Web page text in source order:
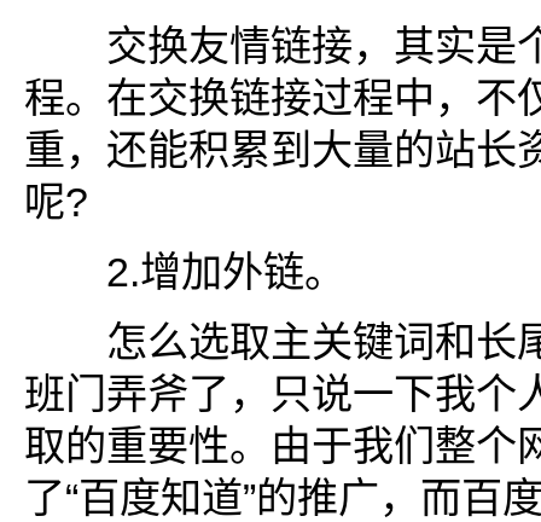
交换友情链接，其实是
程。在交换链接过程中，不
重，还能积累到大量的站长
呢?
2.增加外链。
怎么选取主关键词和长
班门弄斧了，只说一下我个
取的重要性。由于我们整个
了“百度知道”的推广，而百